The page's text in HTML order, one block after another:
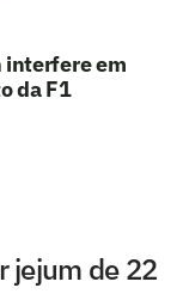
interfere em
da F1
jejum de 22